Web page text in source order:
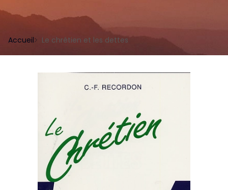
Accueil Le chrétien et les dettes